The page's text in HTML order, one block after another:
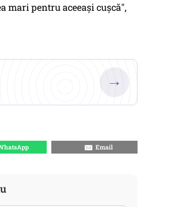
mari pentru aceeaşi cuşcă",
→
Email